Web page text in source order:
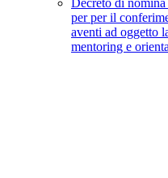
Decreto di
per per il
aventi ad oggetto
mentoring e